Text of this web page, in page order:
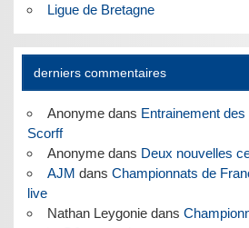
Ligue de Bretagne
derniers commentaires
Anonymedans Entrainement
Scorff
Anonymedans Deux nouvelles
AJM dans Championnats de
live
Nathan Leygoniedans